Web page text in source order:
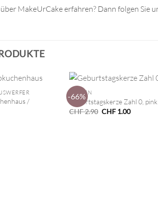
MakeUrCake erfahren? Dann folgen Sie
/
-66%
+
KERZEN
Geburtstagskerze Zahl 0, pink
CHF2.90 Ursprünglicher
CHF 1.00Aktueller